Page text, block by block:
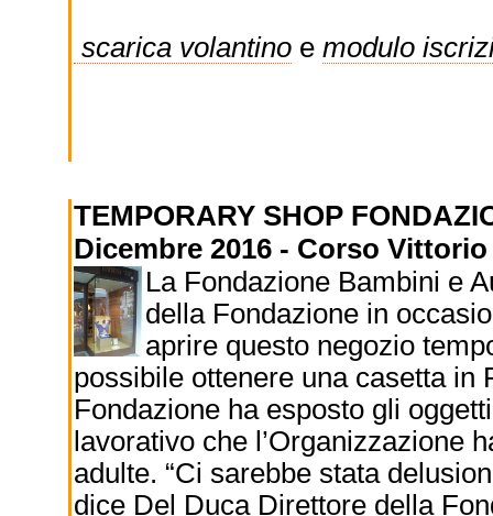
scarica volantinoe modulo
TEMPORARY SHOP
Dicembre 2016 - Corso
La Fondazione Bambini e
della Fondazione in
aprire questo negozio
possibile ottenere una casetta in
Fondazione ha esposto gli
lavorativo che l’Organizzazione
adulte. “Ci sarebbe stata
dice Del Duca Direttore della